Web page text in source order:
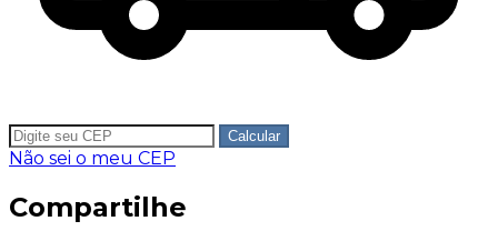
Calcular
Não sei o meu CEP
Compartilhe